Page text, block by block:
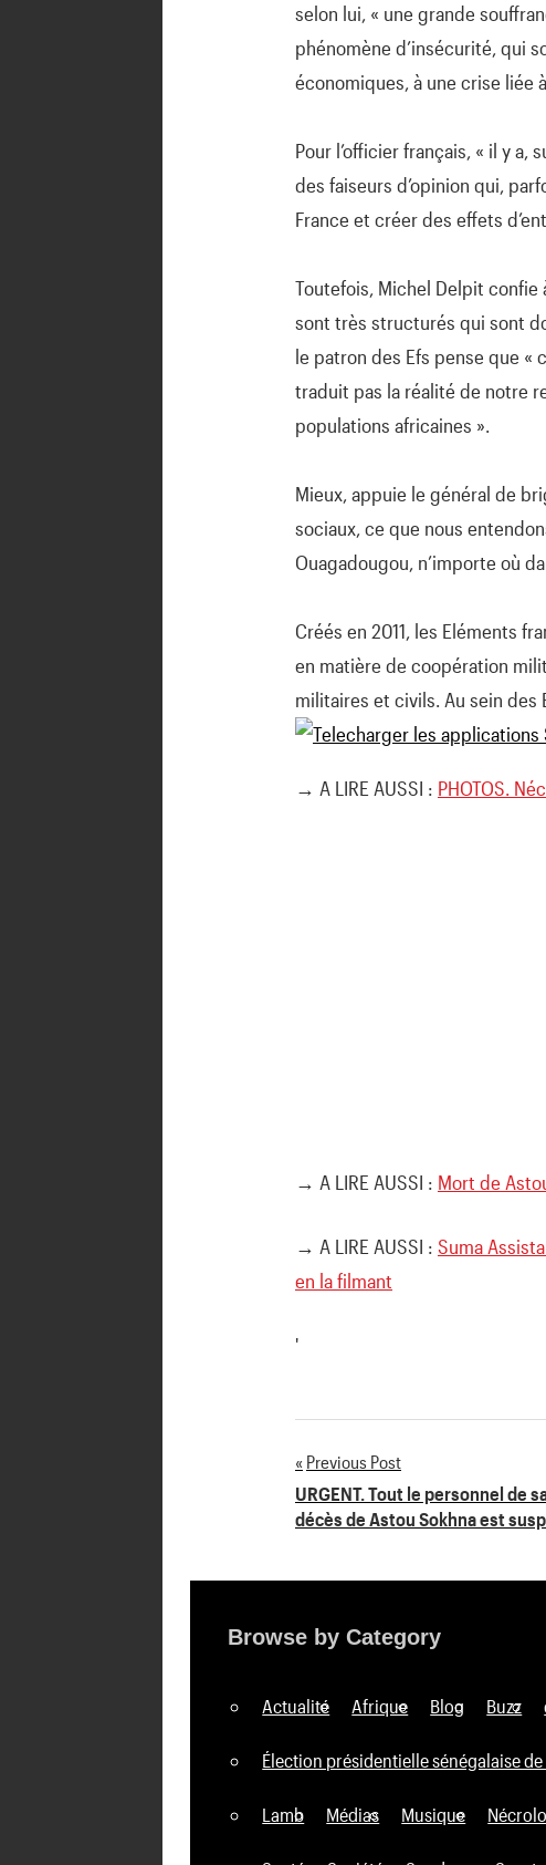
selon lui, « une grande
phénomène d’insécurité, qui
économiques, à une crise liée
Pour l’officier français, « il y
des faiseurs d’opinion qui,
France et créer des effets
Toutefois, Michel Delpit confie
sont très structurés qui sont
le patron des Efs pense que «
traduit pas la réalité de notre
populations africaines ».
Mieux, appuie le général de
sociaux, ce que nous
Ouagadougou, n’importe où
Créés en 2011, les Eléments
en matière de coopération
militaires et civils. Au sein des
→ A LIRE AUSSI : PHOTOS.
→ A LIRE AUSSI : Mort de
→ A LIRE AUSSI : Suma
en la filmant
'
Navigation
de
l’article
Previous Post
URGENT. Tout le personnel de
décès de Astou Sokhna est
Browse by Category
Actualité Afrique Blog Buzz
Élection présidentielle sénégalaise
Lamb Médias Musique